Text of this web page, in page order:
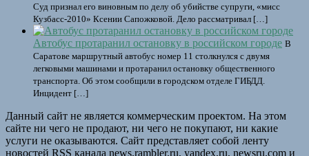
Суд признал его виновным по делу об убийстве супруги, «мисс
Кузбасс-2010» Ксении Сапожковой. Дело рассматривал […]
Автобус протаранил остановку в российском городе В
Саратове маршрутный автобус номер 11 столкнулся с двумя
легковыми машинами и протаранил остановку общественного
транспорта. Об этом сообщили в городском отделе ГИБДД.
Инцидент […]
Данный сайт не является коммерческим проектом. На этом
сайте ни чего не продают, ни чего не покупают, ни какие
услуги не оказываются. Сайт представляет собой ленту
новостей RSS канала news.rambler.ru, yandex.ru, newsru.com и